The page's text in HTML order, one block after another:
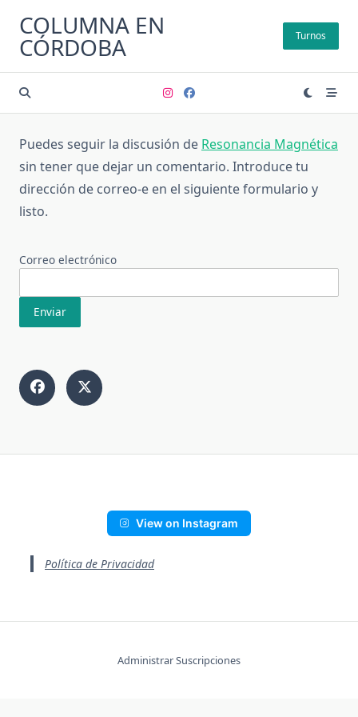
contenido
COLUMNA EN
CÓRDOBA Turnos
Puedes seguir la discusión de Resonancia Magnética
sin tener que dejar un comentario. Introduce tu
dirección de correo-e en el siguiente formulario y
listo.
Correo electrónico
View on Instagram
Política de Privacidad
Administrar Suscripciones